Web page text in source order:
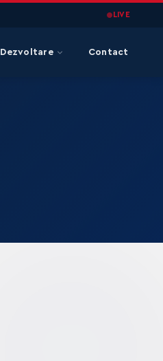
LIVE
Dezvoltare Contact